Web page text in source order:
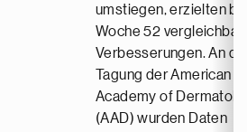
umstiegen, erzielten
Woche 52
Verbesserungen. An
Tagung der American
Academy of
(AAD) wurden Daten